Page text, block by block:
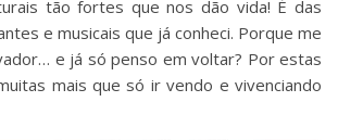
tão fortes que nos dão vida! É das
e musicais que já conheci. Porque me
e já só penso em voltar? Por estas
mais que só ir vendo e vivenciando